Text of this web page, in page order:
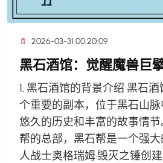
2026-03-31 00:20:09
黑石酒馆：觉醒魔兽巨
1. 黑石酒馆的背景介绍 黑石
个重要的副本，位于黑石山
悠久的历史和丰富的故事情
帮的总部，黑石帮是一个强
人战士奥格瑞姆·毁灭之锤创